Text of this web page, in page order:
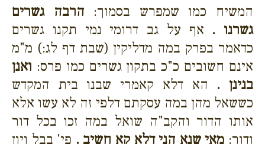
המשיח כמו שמפרש בסמוך: הרבה גשרים
גשרנו . אף על גב דרומי נמי תקנו גשרים
כדאמר בפרק במה מדליקין (שבת דף לג:) מ"מ
אינם חשובים כ"כ בתקון גשרים כמו פרס: ואנן
בנינן . הא דלא קאמרי שבנו בית המקדש
כששאל מהן במה עסקתם דלפי זה לא עשו אלא
אותו הדור והקב"ה שואל במה זכו בכל דור
ודור: מאי שנא הני דלא קא חשיב . פי' בבל ויון